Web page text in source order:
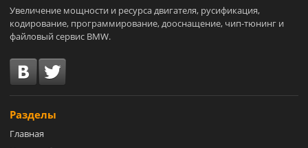
Увеличение мощности и ресурса двигателя, русификация,
кодирование, программирование, дооснащение, чип-тюнинг и
файловый сервис BMW.
Разделы
Главная